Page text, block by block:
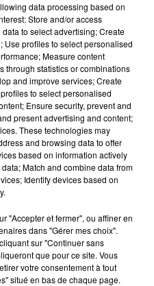
et mise en
une belle ligne droite.
pistes :
data processing based on
Store and/or access
to select advertising; Create
profiles to select personalised
Measure content
through statistics or combinations
and improve services; Create
to select personalised
Ensure security, prevent and
present advertising and content;
These technologies may
and browsing data to offer
based on information actively
Match and combine data from
Identify devices based on
"Accepter et fermer", ou affiner en
dans "Gérer mes choix".
sur "Continuer sans
que pour ce site. Vous
votre consentement à tout
situé en bas de chaque page.